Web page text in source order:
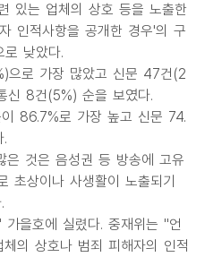
있는 업체의 상호 등을 노출한
인적사항을 공개한 경우'의 구
낮았다.
으로 가장 많았고 신문 47건(2
신 8건(5%) 순을 보였다.
86.7%로 가장 높고 신문 74.
은 것은 음성권 등 방송에 고유
초상이나 사생활이 노출되기
을호에 실렸다. 중재위는 "언
의 상호나 범죄 피해자의 인적